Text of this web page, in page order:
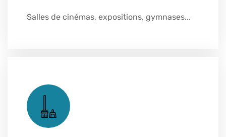
Salles de cinémas, expositions, gymnases...
Voir plus